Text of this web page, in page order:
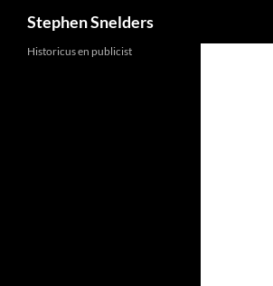
Stephen Snelders
Historicus en publicist